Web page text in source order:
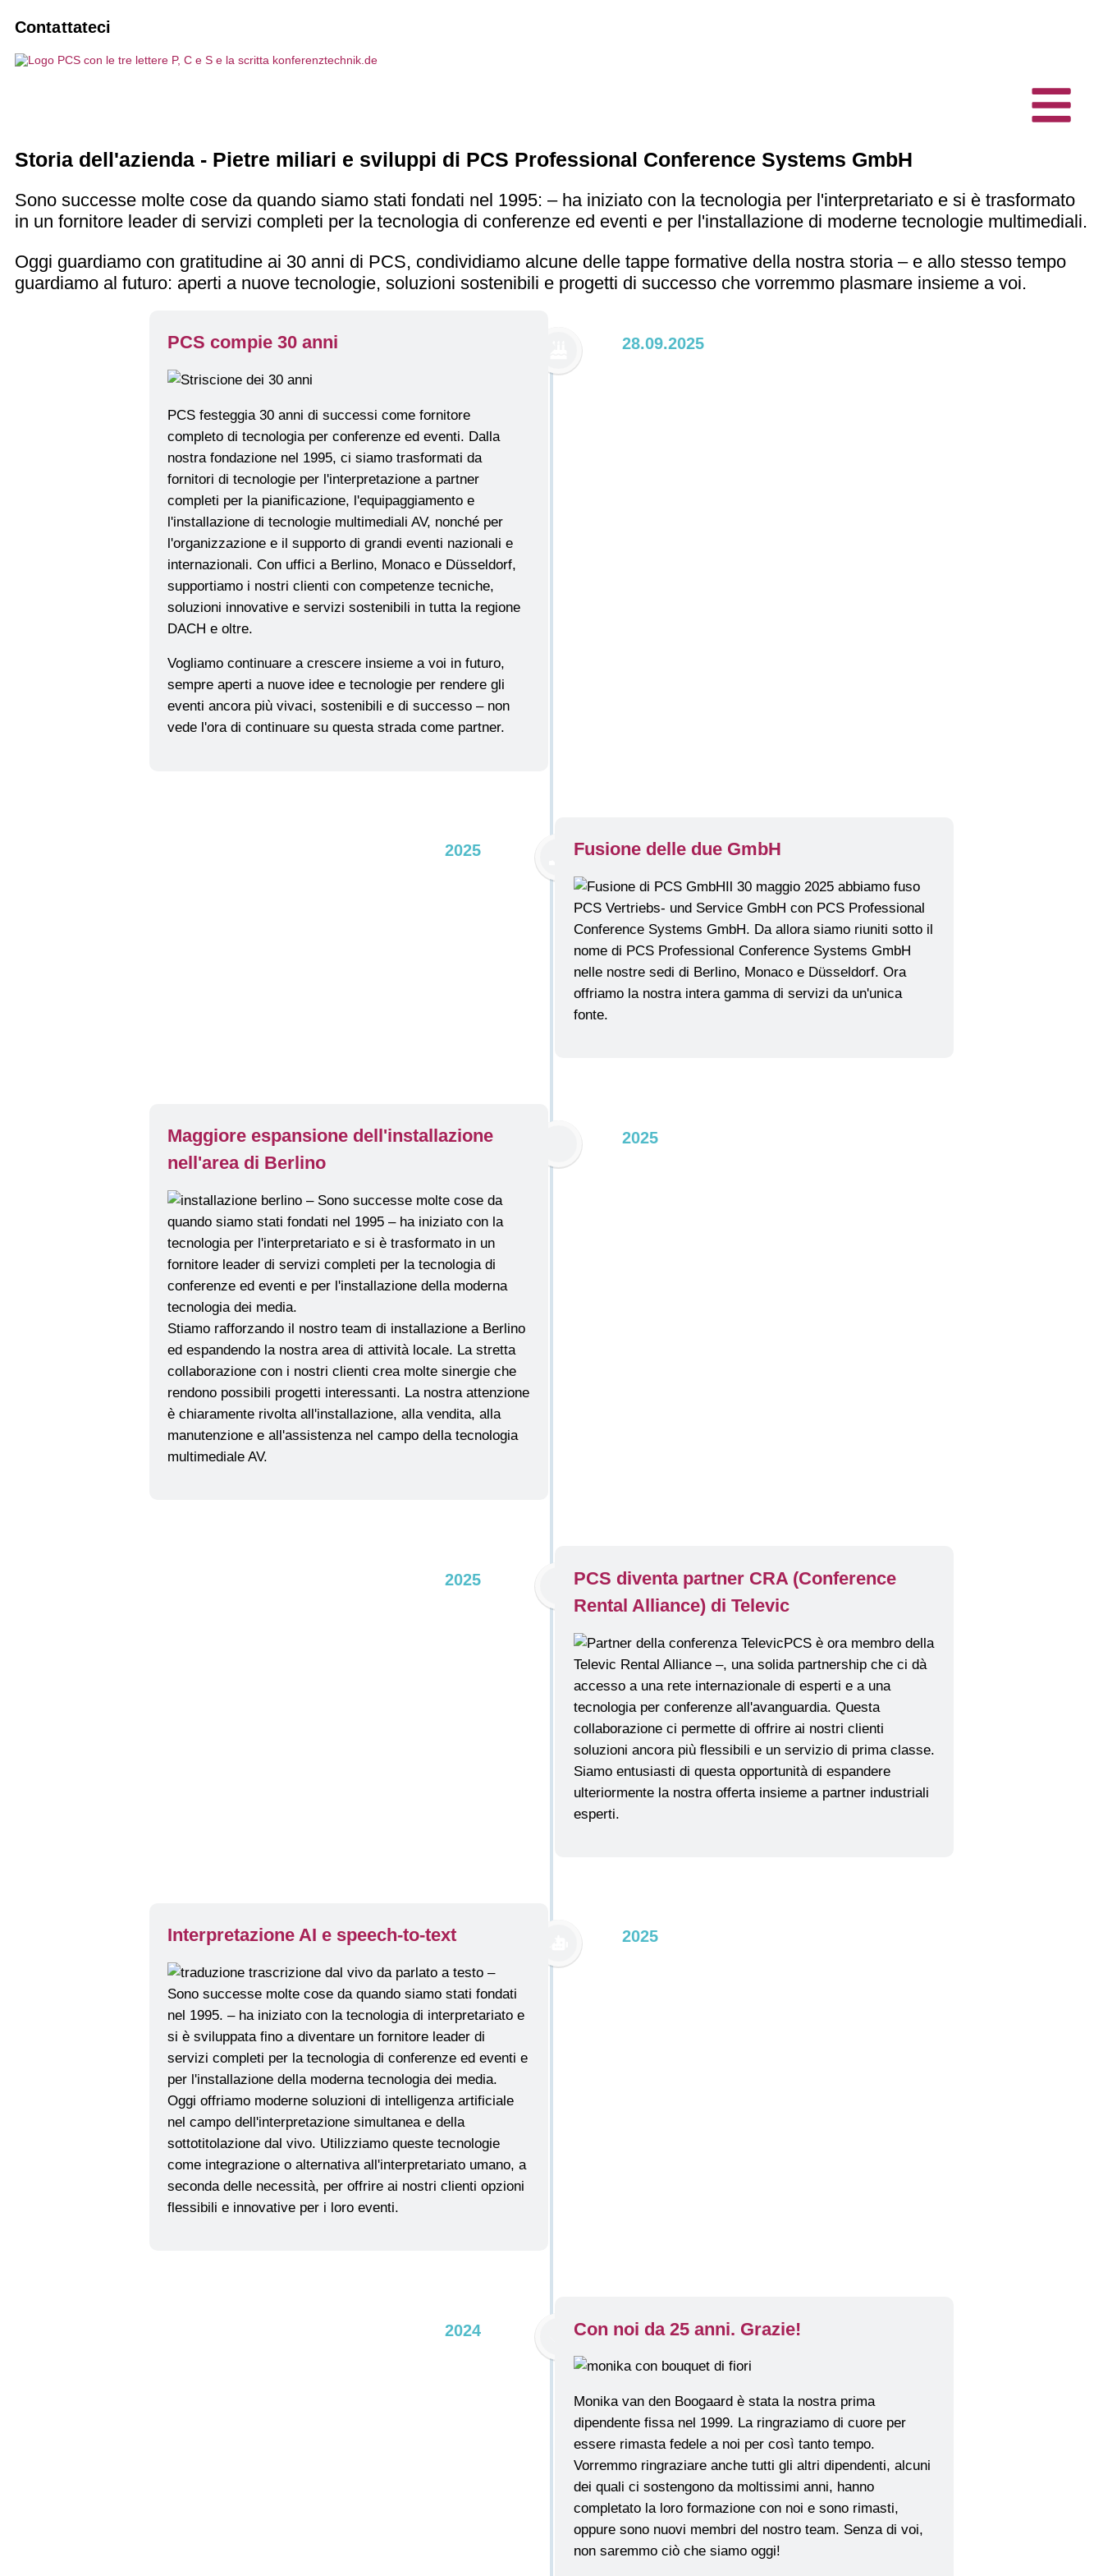
Visione, sostenibilità
Contattateci
Storia dell'azienda - Pietre miliari e sviluppi di PCS Professional Conference Systems GmbH
Sono successe molte cose da quando siamo stati fondati nel 1995: – ha iniziato con la tecnologia per l'interpretariato e si è trasformato
in un fornitore leader di servizi completi per la tecnologia di conferenze ed eventi e per l'installazione di moderne tecnologie multimediali.
Oggi guardiamo con gratitudine ai 30 anni di PCS, condividiamo alcune delle tappe formative della nostra storia – e allo stesso tempo
guardiamo al futuro: aperti a nuove tecnologie, soluzioni sostenibili e progetti di successo che vorremmo plasmare insieme a voi.
28.09.2025
PCS compie 30 anni
PCS festeggia 30 anni di successi come fornitore
completo di tecnologia per conferenze ed eventi. Dalla
nostra fondazione nel 1995, ci siamo trasformati da
fornitori di tecnologie per l'interpretazione a partner
completi per la pianificazione, l'equipaggiamento e
l'installazione di tecnologie multimediali AV, nonché per
l'organizzazione e il supporto di grandi eventi nazionali e
internazionali. Con uffici a Berlino, Monaco e Düsseldorf,
supportiamo i nostri clienti con competenze tecniche,
soluzioni innovative e servizi sostenibili in tutta la regione
DACH e oltre.
Vogliamo continuare a crescere insieme a voi in futuro,
sempre aperti a nuove idee e tecnologie per rendere gli
eventi ancora più vivaci, sostenibili e di successo – non
vede l'ora di continuare su questa strada come partner.
2025 Fusione delle due GmbH
Il 30 maggio 2025 abbiamo fuso
PCS Vertriebs- und Service GmbH con PCS Professional
Conference Systems GmbH. Da allora siamo riuniti sotto il
nome di PCS Professional Conference Systems GmbH
nelle nostre sedi di Berlino, Monaco e Düsseldorf. Ora
offriamo la nostra intera gamma di servizi da un'unica
fonte.
2025
Maggiore espansione dell'installazione
nell'area di Berlino
Stiamo rafforzando il nostro team di installazione a Berlino
ed espandendo la nostra area di attività locale. La stretta
collaborazione con i nostri clienti crea molte sinergie che
rendono possibili progetti interessanti. La nostra attenzione
è chiaramente rivolta all'installazione, alla vendita, alla
manutenzione e all'assistenza nel campo della tecnologia
multimediale AV.
2025
PCS diventa partner CRA (Conference
Rental Alliance) di Televic
PCS è ora membro della
Televic Rental Alliance –, una solida partnership che ci dà
accesso a una rete internazionale di esperti e a una
tecnologia per conferenze all'avanguardia. Questa
collaborazione ci permette di offrire ai nostri clienti
soluzioni ancora più flessibili e un servizio di prima classe.
Siamo entusiasti di questa opportunità di espandere
ulteriormente la nostra offerta insieme a partner industriali
esperti.
2025
Interpretazione AI e speech-to-text
Oggi offriamo moderne soluzioni di intelligenza artificiale
nel campo dell'interpretazione simultanea e della
sottotitolazione dal vivo. Utilizziamo queste tecnologie
come integrazione o alternativa all'interpretariato umano, a
seconda delle necessità, per offrire ai nostri clienti opzioni
flessibili e innovative per i loro eventi.
2024 Con noi da 25 anni. Grazie!
Monika van den Boogaard è stata la nostra prima
dipendente fissa nel 1999. La ringraziamo di cuore per
essere rimasta fedele a noi per così tanto tempo.
Vorremmo ringraziare anche tutti gli altri dipendenti, alcuni
dei quali ci sostengono da moltissimi anni, hanno
completato la loro formazione con noi e sono rimasti,
oppure sono nuovi membri del nostro team. Senza di voi,
non saremmo ciò che siamo oggi!